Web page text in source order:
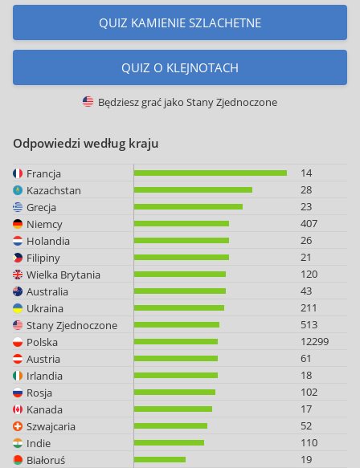
QUIZ KAMIENIE SZLACHETNE
QUIZ O KLEJNOTACH
Będziesz grać jako Stany Zjednoczone
Odpowiedzi według kraju
Francja
14
Kazachstan
28
Grecja
23
Niemcy
407
Holandia
26
Filipiny
21
Wielka Brytania
120
Australia
43
Ukraina
211
Stany Zjednoczone
513
Polska
12299
Austria
61
Irlandia
18
Rosja
102
Kanada
17
Szwajcaria
52
Indie
110
Białoruś
19